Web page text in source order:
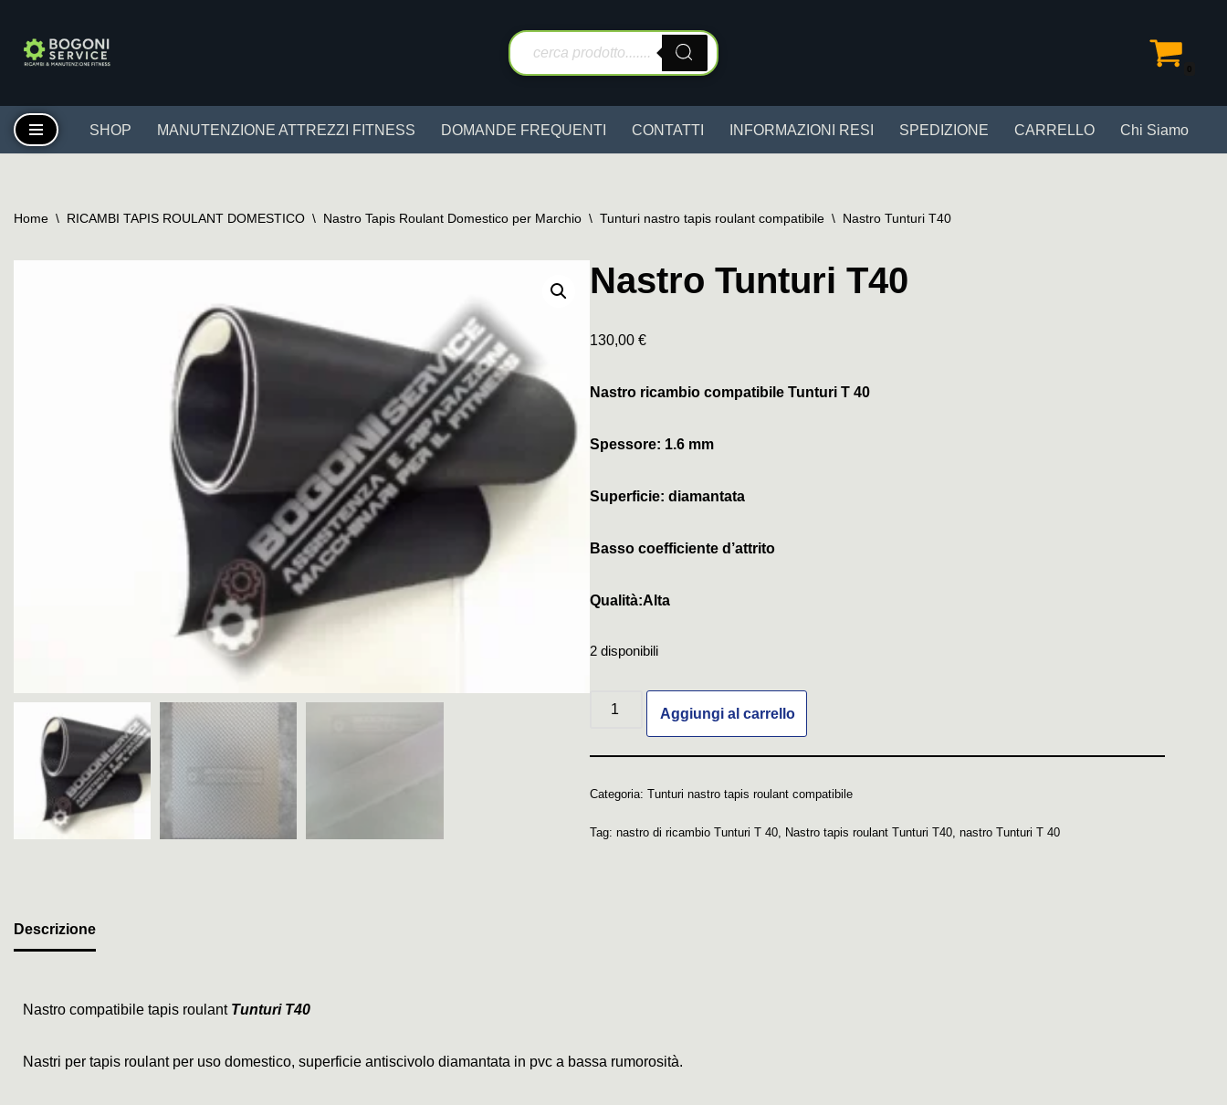
Vai
SHOP MANUTENZIONE ATTREZZI FITNESS DOMANDE FREQUENTI CONTATTI INFORMAZIONI RESI SPEDIZIONE CARRELLO Chi Siamo
Home \ RICAMBI TAPIS ROULANT DOMESTICO \ Nastro Tapis Roulant Domestico per Marchio \ Tunturi nastro tapis roulant compatibile \ Nastro Tunturi T40
Nastro Tunturi T40
130,00 €
Nastro ricambio compatibile Tunturi T 40
Spessore: 1.6 mm
Superficie: diamantata
Basso coefficiente d’attrito
Qualità:Alta
2 disponibili
Aggiungi al carrello
Categoria: Tunturi nastro tapis roulant compatibile
Tag: nastro di ricambio Tunturi T 40, Nastro tapis roulant Tunturi T40, nastro Tunturi T 40
Descrizione
Nastro compatibile tapis roulantTunturi T40
Nastri per tapis roulant per uso domestico, superficie antiscivolo diamantata in pvc a bassa rumorosità.